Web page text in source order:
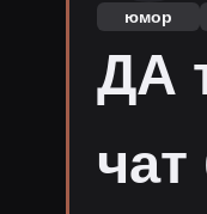
юмор
ДА
чат